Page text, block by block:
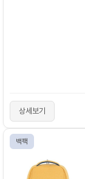
상세보기
백팩